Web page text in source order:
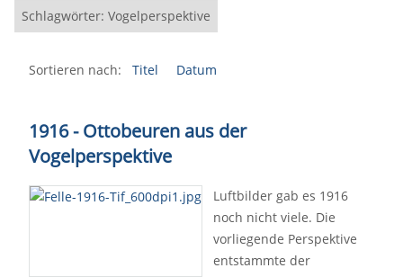
Schlagwörter: Vogelperspektive
Sortieren nach: Titel Datum
1916 - Ottobeuren aus der
Vogelperspektive
Luftbilder gab es 1916
noch nicht viele. Die
vorliegende Perspektive
entstammte der